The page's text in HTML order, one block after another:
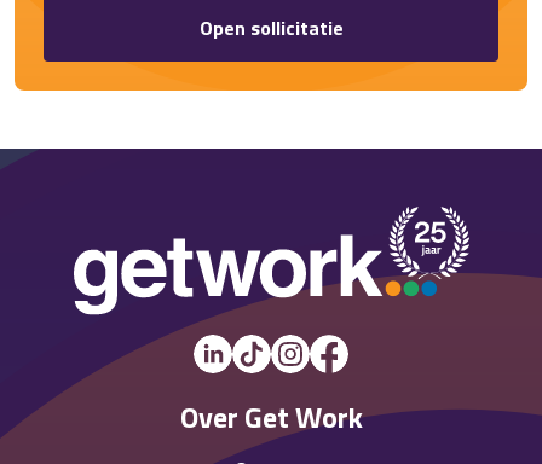
Open sollicitatie
Over Get Work